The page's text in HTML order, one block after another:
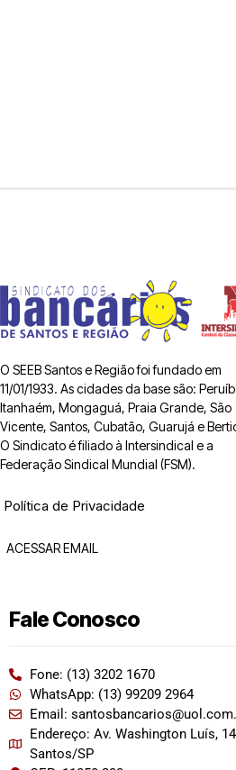
O SEEB Santos e Região foi fundado em
11/01/1933. As cidades da base são:
Itanhaém, Mongaguá, Praia Grande, São
Vicente, Santos, Cubatão, Guarujá e
O Sindicato é filiado à Intersindical e a
Federação Sindical Mundial (FSM).
Política de Privacidade
ACESSAR EMAIL
Fale Conosco
Fone: (13) 3202 1670
WhatsApp: (13) 99209 2964
Email:
Endereço: Av. Washington Luís,
Santos/SP